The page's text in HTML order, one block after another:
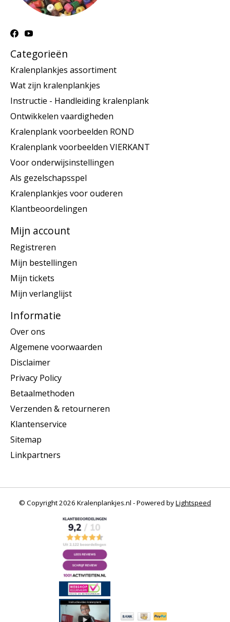
Categorieën
Kralenplankjes assortiment
Wat zijn kralenplankjes
Instructie - Handleiding kralenplank
Ontwikkelen vaardigheden
Kralenplank voorbeelden ROND
Kralenplank voorbeelden VIERKANT
Voor onderwijsinstellingen
Als gezelschapsspel
Kralenplankjes voor ouderen
Klantbeoordelingen
Mijn account
Registreren
Mijn bestellingen
Mijn tickets
Mijn verlanglijst
Informatie
Over ons
Algemene voorwaarden
Disclaimer
Privacy Policy
Betaalmethoden
Verzenden & retourneren
Klantenservice
Sitemap
Linkpartners
© Copyright 2026 Kralenplankjes.nl - Powered byLightspeed